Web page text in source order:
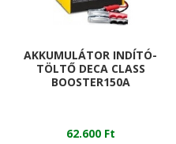
AKKUMULÁTOR INDÍTÓ-
TÖLTŐ DECA CLASS
BOOSTER150A
62.600 Ft